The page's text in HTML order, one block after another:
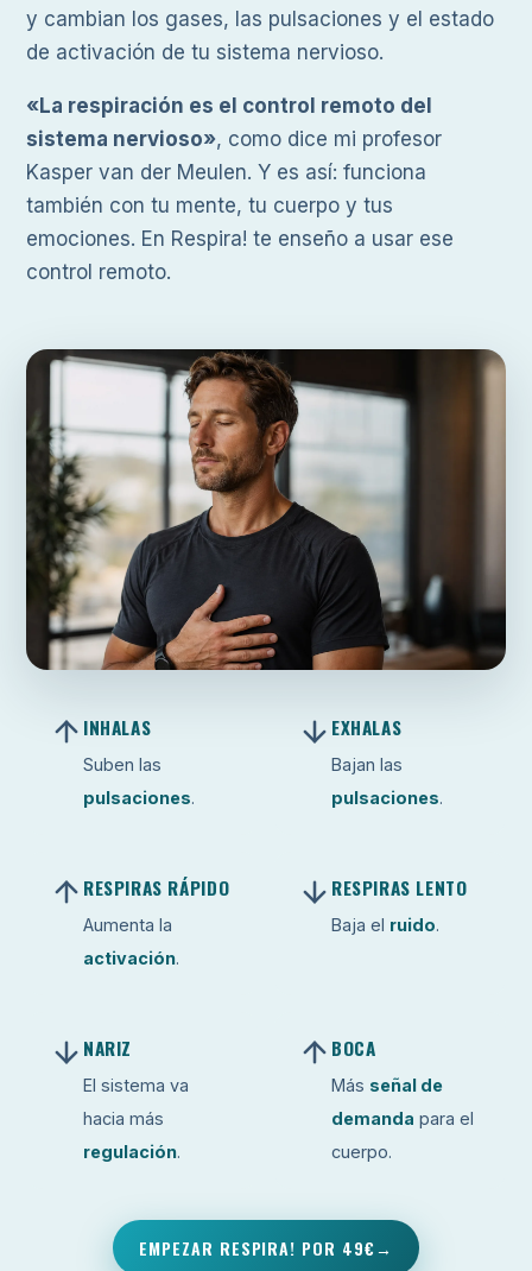
y cambian los gases, las pulsaciones y el estado
de activación de tu sistema nervioso.
«La respiración es el control remoto del
sistema nervioso», como dice mi profesor
Kasper van der Meulen. Y es así: funciona
también con tu mente, tu cuerpo y tus
emociones. En Respira! te enseño a usar ese
control remoto.
INHALAS
Suben las
pulsaciones.
EXHALAS
Bajan las
pulsaciones.
RESPIRAS RÁPIDO
Aumenta la
activación.
RESPIRAS LENTO
Baja el ruido.
NARIZ
El sistema va
hacia más
regulación.
BOCA
Más señal de
demanda para el
cuerpo.
EMPEZAR RESPIRA! POR 49€